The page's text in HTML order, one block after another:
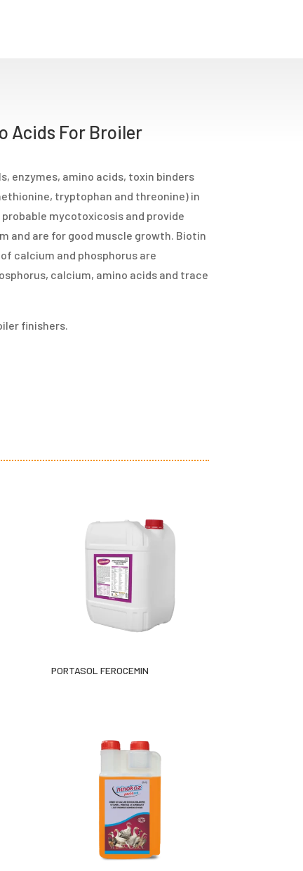
Acids For Broiler
enzymes, amino acids, toxin binders
tryptophan and threonine) in
mycotoxicosis and provide
and are for good muscle growth. Biotin
calcium and phosphorus are
calcium, amino acids and trace
finishers.
PORTASOL FEROCEMIN